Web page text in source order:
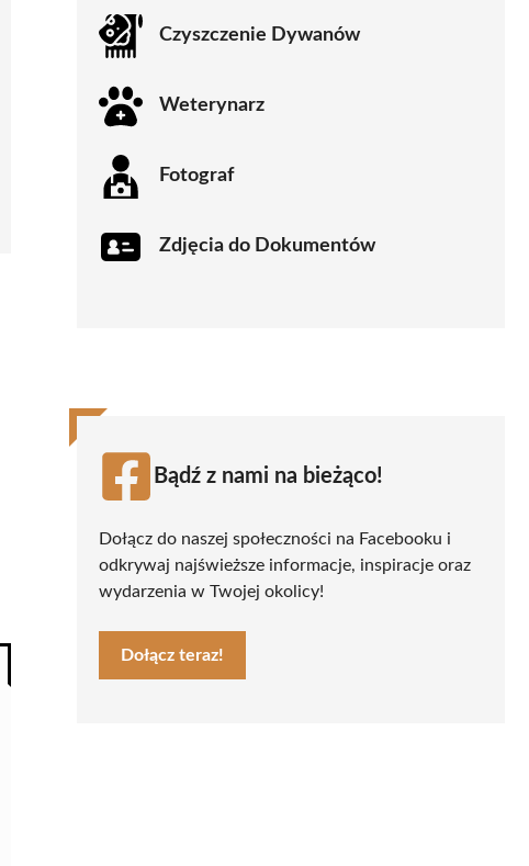
Czyszczenie Dywanów
Weterynarz
Fotograf
Zdjęcia do Dokumentów
Bądź z nami na bieżąco!
Dołącz do naszej społeczności na Facebooku i
odkrywaj najświeższe informacje, inspiracje oraz
wydarzenia w Twojej okolicy!
Dołącz teraz!